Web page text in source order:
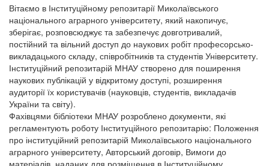
Вітаємо в Інституційному репозитарії Миколаївського
національного аграрного університету, який накопичує,
зберігає, розповсюджує та забезпечує довготривалий,
постійний та вільний доступ до наукових робіт професорсько-
викладацького складу, співробітників та студентів Університету.
Інституційний репозитарій МНАУ створено для поширення
наукових публікацій у відкритому доступі, розширення
аудиторії їх користувачів (науковців, студентів, викладачів
України та світу).
Фахівцями бібліотеки МНАУ розроблено документи, які
регламентують роботу Інституційного репозитарію: Положення
про інституційний репозитарій Миколаївського національного
аграрного університету, Авторський договір, Вимоги до
матеріалів, наданих для розміщення в Інституційному